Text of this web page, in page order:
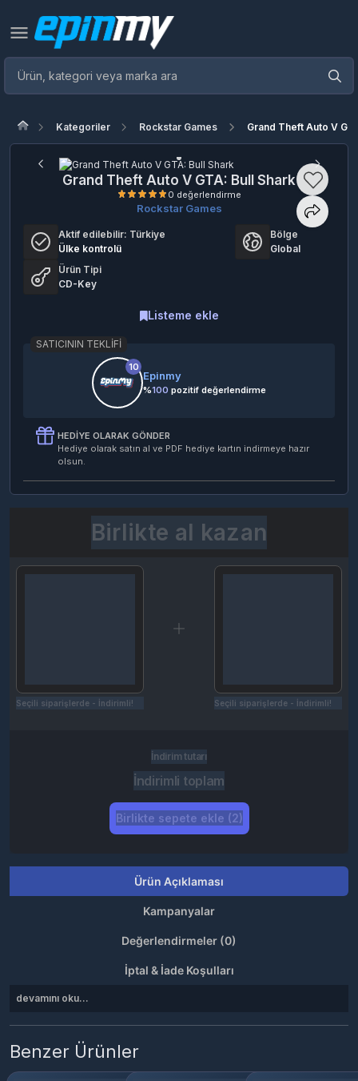
Kategoriler Rockstar Games Grand Theft Auto V
Grand Theft Auto V GTA: Bull Shark
0 değerlendirme
Rockstar Games
Aktif edilebilir: Türkiye
Ülke kontrolü
Bölge
Global
Ürün Tipi
CD-Key
Listeme ekle
SATICININ TEKLIFI
10
Epinmy
%100 pozitif değerlendirme
HEDIYE OLARAK GÖNDER
Hediye olarak satın al ve PDF hediye kartın indirmeye hazır
olsun.
Birlikte al kazan
Seçili siparişlerde - İndirimli! Seçili siparişlerde - İndirimli!
İndirim tutarı
İndirimli toplam
Birlikte sepete ekle (2)
Ürün Açıklaması
Kampanyalar
Değerlendirmeler (0)
İptal & İade Koşulları
devamını oku...
Benzer Ürünler